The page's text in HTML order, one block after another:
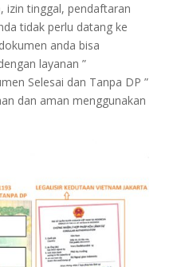
izin tinggal, pendaftaran
tidak perlu datang ke
anda bisa
layanan ”
Selesai dan Tanpa DP ”
dan aman menggunakan